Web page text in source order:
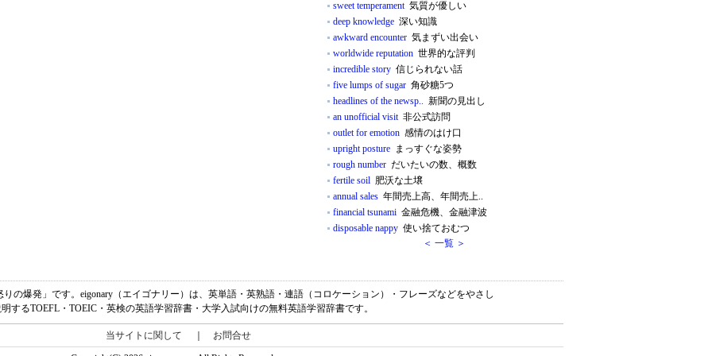
sweet temperament気質が優しい
deep knowledge 深い知識
awkward encounter 気まずい出会い
worldwide reputation 世界的な評判
incredible story 信じられない話
five lumps of sugar 角砂糖5つ
headlines of the newsp.. 新聞の見出し
an unofficial visit非公式訪問
outlet for emotion 感情のはけ口
upright posture まっすぐな姿勢
rough number だいたいの数、概数
fertile soil 肥沃な土壌
annual sales 年間売上高、年間売上..
financial tsunami 金融危機、金融津波
disposable nappy 使い捨ておむつ
＜ 一覧 ＞
りの爆発」です。eigonary（エイゴナリー）は、英単語・英熟語・連語（コロケーション）・フレーズなどをやさし
明するTOEFL・TOEIC・英検の英語学習辞書・大学入試向けの無料英語学習辞書です。
当サイトに関して お問合せ